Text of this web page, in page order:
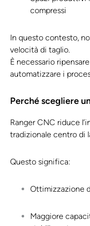
compressi
In questo contesto,
velocità di taglio.
È necessario
automatizzare i
Perché scegliere
Ranger CNC riduce
tradizionale centro di
Questo significa:
Ottimizzazione
Maggiore